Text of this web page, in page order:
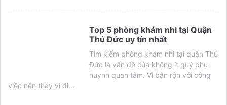
Top 5 phòng khám nhi tại Quận
Thủ Đức uy tín nhất
Tìm kiếm phòng khám nhi tại quận Thủ
Đức là vấn đề của không ít quý phụ
huynh quan tâm. Vì bận rộn với công
việc nên thay vì đi...